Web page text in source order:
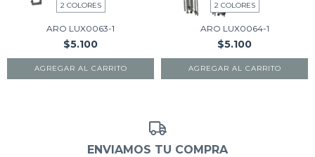
2 COLORES
ARO LUX0063-1
$5.100
AGREGAR AL CARRITO
2 COLORES
ARO LUX0064-1
$5.100
AGREGAR AL CARRITO
ENVIAMOS TU COMPRA